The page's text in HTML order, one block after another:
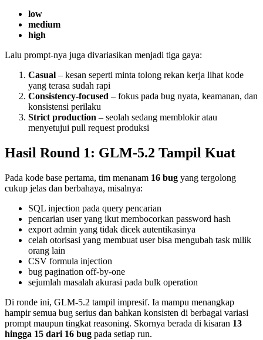
low
medium
high
Lalu prompt-nya juga divariasikan menjadi tiga gaya:
Casual – kesan seperti minta tolong rekan kerja lihat kode
yang terasa sudah rapi
Consistency-focused – fokus pada bug nyata, keamanan, dan
konsistensi perilaku
Strict production – seolah sedang memblokir atau
menyetujui pull request produksi
Hasil Round 1: GLM-5.2 Tampil Kuat
Pada kode base pertama, tim menanam 16 bug yang tergolong
cukup jelas dan berbahaya, misalnya:
SQL injection pada query pencarian
pencarian user yang ikut membocorkan password hash
export admin yang tidak dicek autentikasinya
celah otorisasi yang membuat user bisa mengubah task milik
orang lain
CSV formula injection
bug pagination off-by-one
sejumlah masalah akurasi pada bulk operation
Di ronde ini, GLM-5.2 tampil impresif. Ia mampu menangkap
hampir semua bug serius dan bahkan konsisten di berbagai variasi
prompt maupun tingkat reasoning. Skornya berada di kisaran 13
hingga 15 dari 16 bug pada setiap run.